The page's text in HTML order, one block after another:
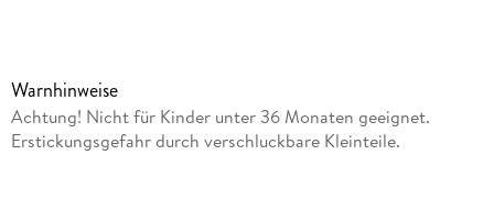
werden.
Warnhinweise
Achtung! Nicht für Kinder unter 36 Monaten geeignet.
Erstickungsgefahr durch verschluckbare Kleinteile.